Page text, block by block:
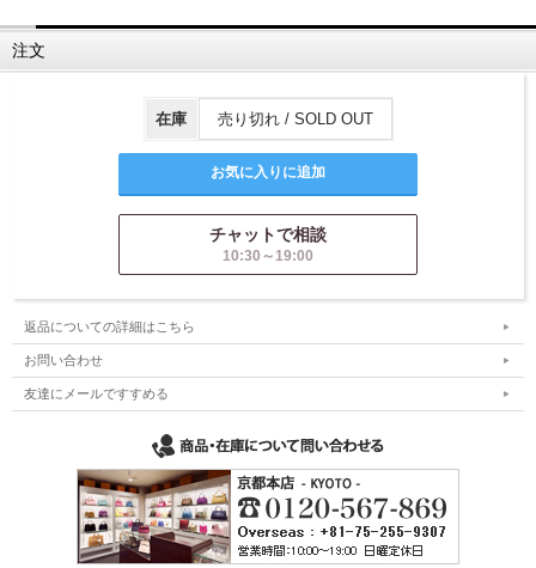
注文
在庫 売り切れ / SOLD OUT
チャットで相談
10:30～19:00
返品についての詳細はこちら
お問い合わせ
友達にメールですすめる